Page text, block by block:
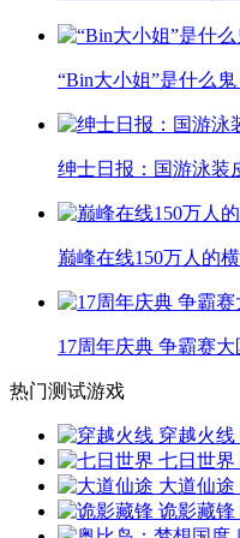
“Bin大小姐”是什么
绅士日报：国游泳装
巅峰在线150万人的
17周年庆典 争霸赛
热门测试游戏
穿越火线
七日世界
大道仙途
诡影藏锋